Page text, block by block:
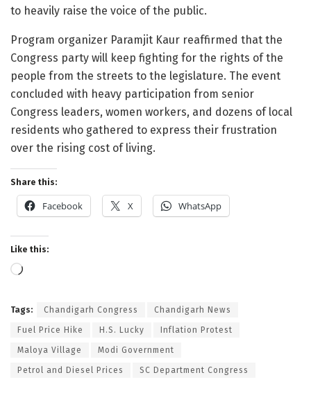
to heavily raise the voice of the public.
Program organizer Paramjit Kaur reaffirmed that the
Congress party will keep fighting for the rights of the
people from the streets to the legislature. The event
concluded with heavy participation from senior
Congress leaders, women workers, and dozens of local
residents who gathered to express their frustration
over the rising cost of living.
Share this:
Facebook X WhatsApp
Like this:
Loading…
Tags: Chandigarh Congress Chandigarh News
Fuel Price Hike H.S. Lucky Inflation Protest
Maloya Village Modi Government
Petrol and Diesel Prices SC Department Congress